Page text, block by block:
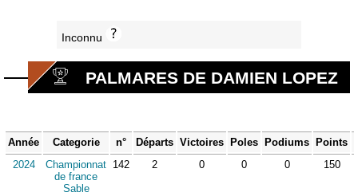
Inconnu
PALMARES DE DAMIEN LOPEZ
Année Categorie n° Départs Victoires Poles Podiums Points
2024
Championnat
de france
Sable
142 2 0 0 0 150